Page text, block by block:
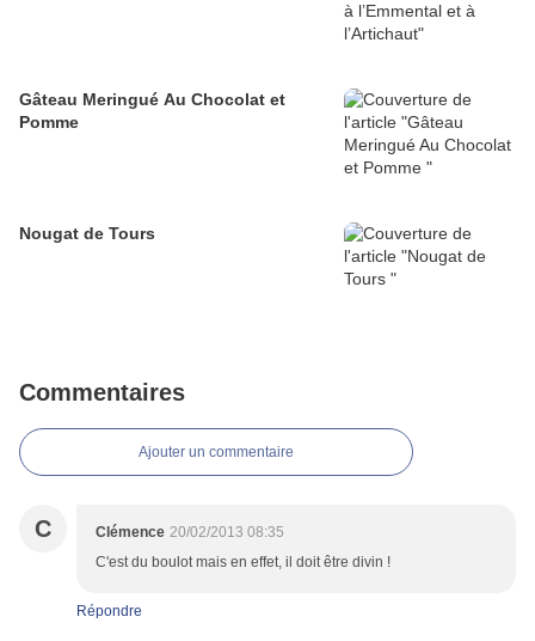
Gâteau Meringué Au Chocolat et
Pomme
Nougat de Tours
Commentaires
Ajouter un commentaire
C Clémence 20/02/2013 08:35
C'est du boulot mais en effet, il doit être divin !
Répondre